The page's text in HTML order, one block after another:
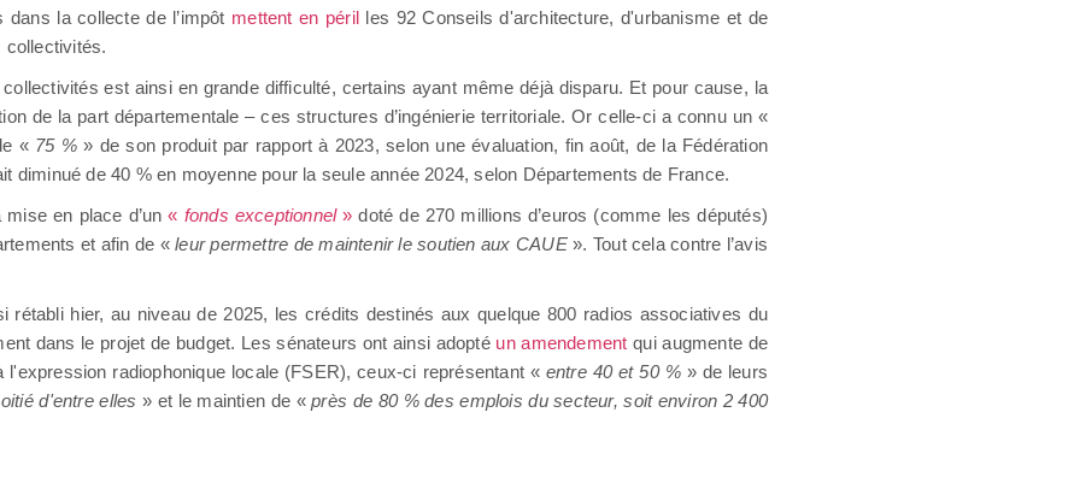
la collecte de l’impôt mettent en périlles 92 Conseils d'architecture, d'urbanisme et de
collectivités.
est ainsi en grande difficulté, certains ayant même déjà disparu. Et pour cause, la
de la part départementale – ces structures d’ingénierie territoriale. Or celle-ci a connu un «
« 75 %» de son produit par rapport à 2023, selon une évaluation, fin août, de la Fédération
diminué de 40 % en moyenne pour la seule année 2024, selon Départements de France.
mise en place d’un« fonds exceptionnel» doté de 270 millions d’euros (comme les députés)
et afin de «leur permettre de maintenir le soutien aux CAUE». Tout cela contre l’avis
rétabli hier, au niveau de 2025, les crédits destinés aux quelque 800 radios associatives du
dans le projet de budget. Les sénateurs ont ainsi adopté un amendement qui augmente de
radiophonique locale (FSER), ceux-ci représentant « entre 40 et 50 %» de leurs
d'entre elles » et le maintien de «près de 80 % des emplois du secteur, soit environ 2 400